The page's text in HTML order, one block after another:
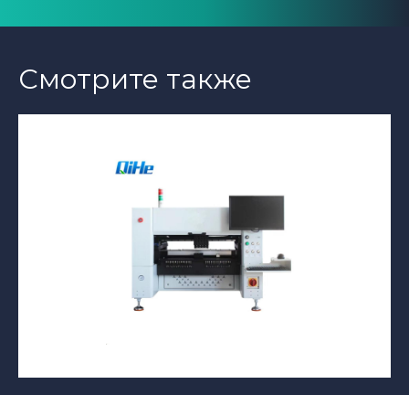
Смотрите также